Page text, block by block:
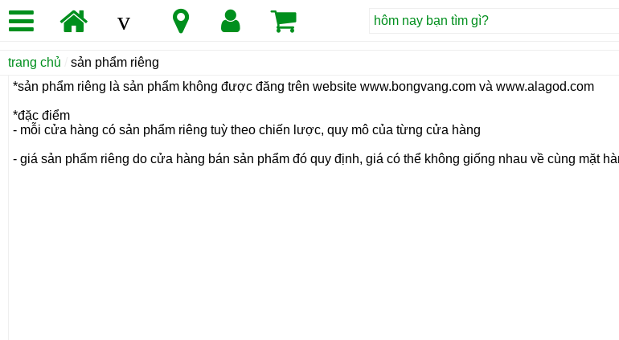
v
trang chủ
sản phẩm riêng
*sản phẩm riêng là sản phẩm không được đăng trên website www.bongvang.com và www.alagod.com
*đặc điểm
- mỗi cửa hàng có sản phẩm riêng tuỳ theo chiến lược, quy mô của từng cửa hàng
- giá sản phẩm riêng do cửa hàng bán sản phẩm đó quy định, giá có thể không giống nhau về cùng mặt